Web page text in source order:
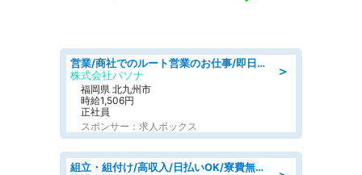
＞
営業/商社でのルート営業のお仕事/即日勤務可/車通勤可/営業
株式会社パソナ
福岡県 北九州市
時給1,506円
正社員
スポンサー：求人ボックス
組立・組付け/高収入/日払いOK/寮費無料/交替制/20・30・40代活躍中